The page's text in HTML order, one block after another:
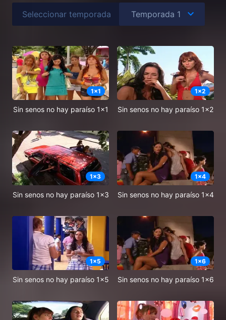
Seleccionar temporada
1x1
Sin senos no hay paraíso 1x1
1x2
Sin senos no hay paraíso 1x2
1x3
Sin senos no hay paraíso 1x3
1x4
Sin senos no hay paraíso 1x4
1x5
Sin senos no hay paraíso 1x5
1x6
Sin senos no hay paraíso 1x6